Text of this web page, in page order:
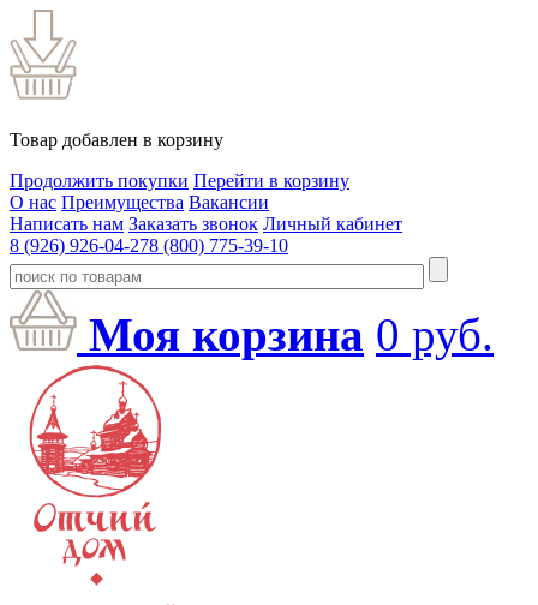
Товар добавлен в корзину
Продолжить покупки Перейти в корзину
О нас Преимущества Вакансии
Написать нам Заказать звонок Личный кабинет
8 (926) 926-04-278 (800) 775-39-10
Моя корзина 0 руб.